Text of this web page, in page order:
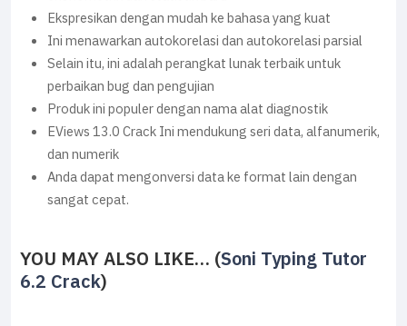
Ekspresikan dengan mudah ke bahasa yang kuat
Ini menawarkan autokorelasi dan autokorelasi parsial
Selain itu, ini adalah perangkat lunak terbaik untuk
perbaikan bug dan pengujian
Produk ini populer dengan nama alat diagnostik
EViews 13.0 Crack Ini mendukung seri data, alfanumerik,
dan numerik
Anda dapat mengonversi data ke format lain dengan
sangat cepat.
YOU MAY ALSO LIKE… (Soni Typing Tutor
6.2 Crack)